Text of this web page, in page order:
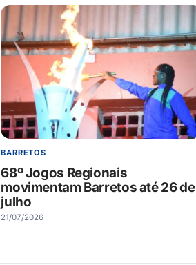
BARRETOS
68º Jogos Regionais
movimentam Barretos até 26 de
julho
21/07/2026